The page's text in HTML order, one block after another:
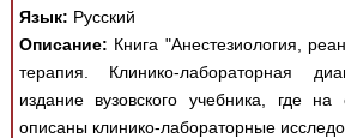
Язык: Русский
Описание: Книга "Анестезиология,
терапия. Клинико-лабораторная
издание вузовского учебника, где
описаны клинико-лабораторные